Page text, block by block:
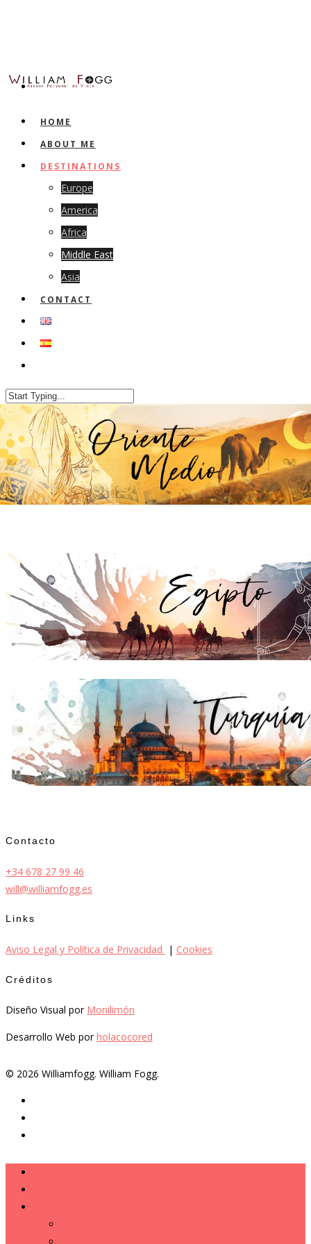
HOME
ABOUT ME
DESTINATIONS
Europe
America
Africa
Middle East
Asia
CONTACT
Contacto
+34 678 27 99 46
will@williamfogg.es
Links
Aviso Legal y Política de Privacidad | Cookies
Créditos
Diseño Visual por Monilimón
Desarrollo Web porholacocored
© 2026 Williamfogg. William Fogg.